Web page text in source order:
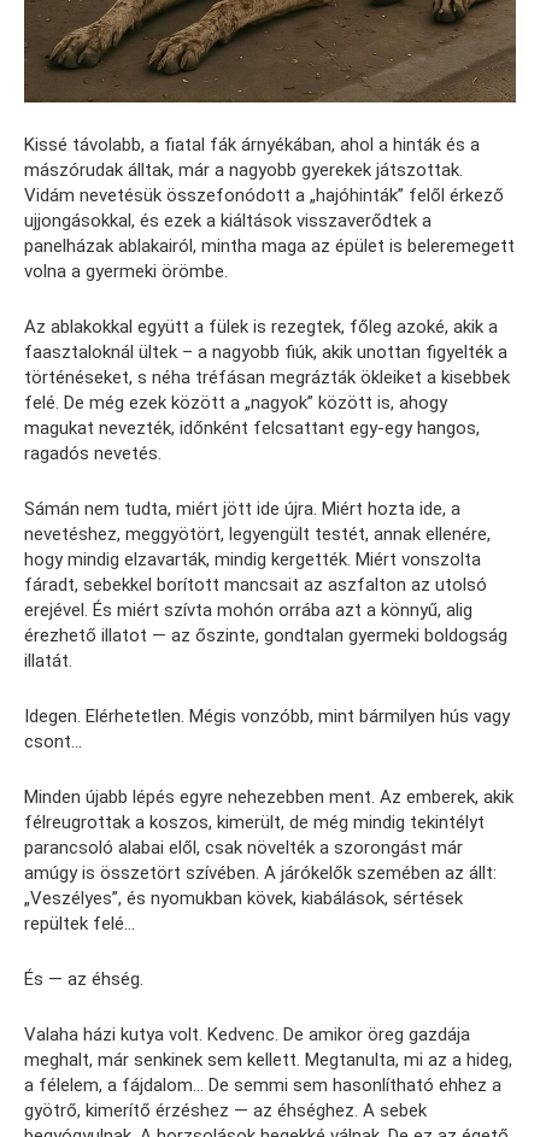
Kissé távolabb, a fiatal fák árnyékában, ahol a hinták és a
mászórudak álltak, már a nagyobb gyerekek játszottak.
Vidám nevetésük összefonódott a „hajóhinták” felől érkező
ujjongásokkal, és ezek a kiáltások visszaverődtek a
panelházak ablakairól, mintha maga az épület is beleremegett
volna a gyermeki örömbe.
Az ablakokkal együtt a fülek is rezegtek, főleg azoké, akik a
faasztaloknál ültek – a nagyobb fiúk, akik unottan figyelték a
történéseket, s néha tréfásan megrázták ökleiket a kisebbek
felé. De még ezek között a „nagyok” között is, ahogy
magukat nevezték, időnként felcsattant egy-egy hangos,
ragadós nevetés.
Sámán nem tudta, miért jött ide újra. Miért hozta ide, a
nevetéshez, meggyötört, legyengült testét, annak ellenére,
hogy mindig elzavarták, mindig kergették. Miért vonszolta
fáradt, sebekkel borított mancsait az aszfalton az utolsó
erejével. És miért szívta mohón orrába azt a könnyű, alig
érezhető illatot — az őszinte, gondtalan gyermeki boldogság
illatát.
Idegen. Elérhetetlen. Mégis vonzóbb, mint bármilyen hús vagy
csont…
Minden újabb lépés egyre nehezebben ment. Az emberek, akik
félreugrottak a koszos, kimerült, de még mindig tekintélyt
parancsoló alabai elől, csak növelték a szorongást már
amúgy is összetört szívében. A járókelők szemében az állt:
„Veszélyes”, és nyomukban kövek, kiabálások, sértések
repültek felé…
És — az éhség.
Valaha házi kutya volt. Kedvenc. De amikor öreg gazdája
meghalt, már senkinek sem kellett. Megtanulta, mi az a hideg,
a félelem, a fájdalom… De semmi sem hasonlítható ehhez a
gyötrő, kimerítő érzéshez — az éhséghez. A sebek